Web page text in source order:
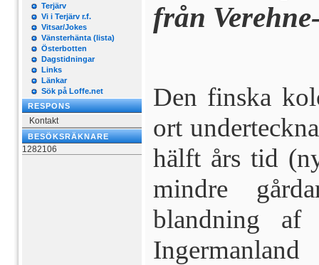
Terjärv
Vi i Terjärv r.f.
Vitsar/Jokes
Vänsterhänta (lista)
Österbotten
Dagstidningar
Links
Länkar
Sök på Loffe.net
RESPONS
Kontakt
BESÖKSRÄKNARE
1282106
från
Den finska
ort
hälft års tid
min­dre
blandning